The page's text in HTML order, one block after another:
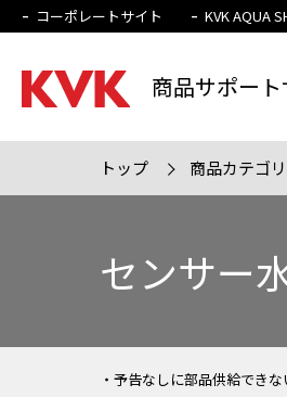
商品サポート
コーポレートサイト KVK AQUA
トップ 商品カテゴリ
センサー
・予告なしに部品供給できな